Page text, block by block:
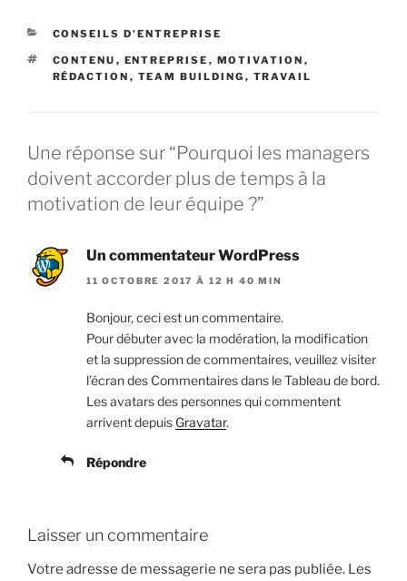
CATÉGORIES
CONSEILS D'ENTREPRISE
ÉTIQUETTES
CONTENU , ENTREPRISE , MOTIVATION ,
RÉDACTION , TEAM BUILDING , TRAVAIL
Une réponse sur “Pourquoi les managers
doivent accorder plus de temps à la
motivation de leur équipe ?”
Un commentateur WordPress
11 OCTOBRE 2017 À 12 H 40 MIN
Bonjour, ceci est un commentaire.
Pour débuter avec la modération, la modification
et la suppression de commentaires, veuillez visiter
l’écran des Commentaires dans le Tableau de bord.
Les avatars des personnes qui commentent
arrivent depuis Gravatar.
Répondre
Laisser un commentaire
Votre adresse de messagerie ne sera pas publiée. Les